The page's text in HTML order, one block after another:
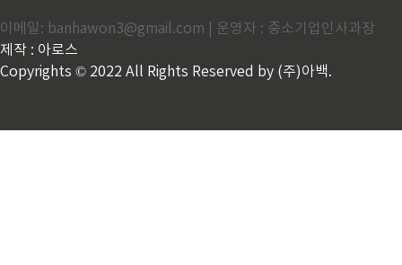
체만 하는 경우에는 증여로 보여 국세청의 조사가 나올
수 있으니 차용증을 쓰고 공증을 받는 것이 차용증 효력
이 발생하며, 추후 문제 발생의 소지가 없다는 안내를
받았습니다. 이후 증여세 ..
이메일: banhawon3@gmail.com | 운영자 : 중소기업인사과장
제작 : 아로스
Copyrights © 2022 All Rights Reserved by (주)아백.